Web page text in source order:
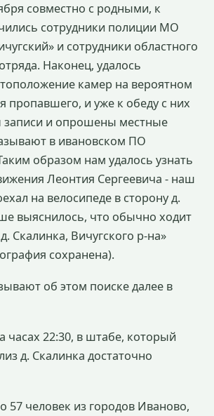
совместно с родными, к
сотрудники полиции МО
и сотрудники областного
Наконец, удалось
камер на вероятном
пропавшего, и уже к обеду с них
и опрошены местные
в ивановском ПО
образом нам удалось узнать
Леонтия Сергеевича - наш
на велосипеде в сторону д.
выяснилось, что обычно ходит
Скалинка, Вичугского р-на»
сохранена).
об этом поиске далее в
часах 22:30, в штабе, который
д. Скалинка достаточно
57 человек из городов Иваново,